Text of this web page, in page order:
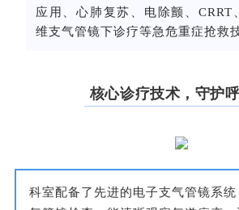
应用、心肺复苏、电除颤、 CRRT
维支气管镜下诊疗等急危重症抢救
核心诊疗技术，守护
科室配备了先进的电子支气管镜系